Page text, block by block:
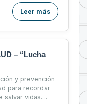
Leer más
– “Lucha
y prevención
para recordar
salvar vidas....